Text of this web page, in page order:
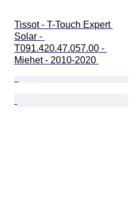
Tissot - T-Touch Expert
Solar -
T091.420.47.057.00 -
Miehet - 2010-2020